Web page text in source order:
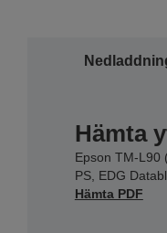
Hämta
Epson TM-L90
PS, EDG
Hämta PDF